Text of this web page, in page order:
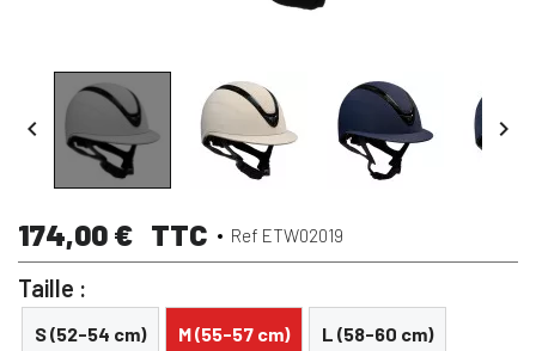
 
174,00 € TTC Ref ETW02019
Taille :
S (52-54 cm) M (55-57 cm) L (58-60 cm)